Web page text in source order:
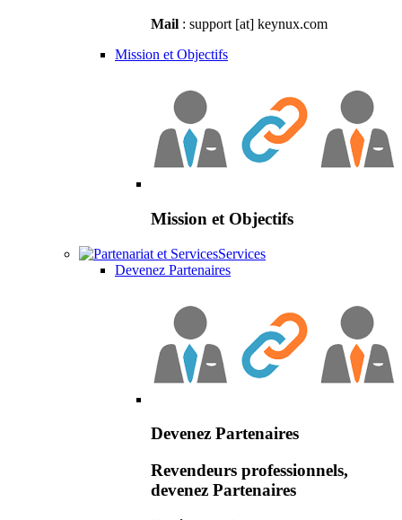
Mail : support [at] keynux.com
Mission et Objectifs
Mission et Objectifs
Services
Devenez Partenaires
Devenez Partenaires
Revendeurs professionnels,
devenez Partenaires